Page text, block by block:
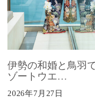
伊勢の和婚と鳥羽
ゾートウエ…
2026年7月27日